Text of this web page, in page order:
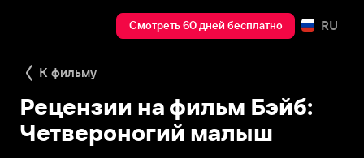
Смотреть 60 дней бесплатно RU
К фильму
Рецензии на фильм Бэйб:
Четвероногий малыш